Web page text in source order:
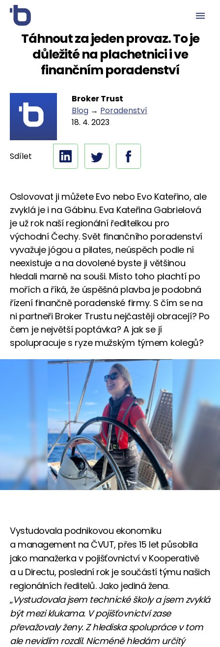
Táhnout za jeden provaz. To je
důležité na plachetnici i ve
finančním poradenství
Broker Trust
Blog → Poradenství
18. 4. 2023
Sdílet
Oslovovat ji můžete Evo nebo Evo Kateřino, ale
zvyklá je i na Gábinu. Eva Kateřina Gabrielová
je už rok naší regionální ředitelkou pro
východní Čechy. Svět finančního poradenství
vyvažuje jógou a pilates, neúspěch podle ní
neexistuje a na dovolené byste ji většinou
hledali marně na souši. Místo toho plachtí po
mořích a říká, že úspěšná plavba je podobná
řízení finančně poradenské firmy. S čím se na
ni partneři Broker Trustu nejčastěji obracejí? Po
čem je největší poptávka? A jak se jí
spolupracuje s ryze mužským týmem kolegů?
Vystudovala podnikovou ekonomiku
a management na ČVUT, přes 15 let působila
jako manažerka v pojišťovnictví v Kooperativě
a u Directu, poslední rok je součástí týmu našich
regionálních ředitelů. Jako jediná žena.
„Vystudovala jsem technické školy a jsem zvyklá
být mezi klukama. V pojišťovnictví zase
převažovaly ženy. Z hlediska spolupráce v tom
ale nevidím rozdíl. Nicméně hledám určitý